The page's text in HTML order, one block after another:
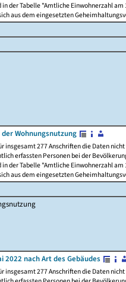
der Tabelle "Amtliche Einwohnerzahl
aus dem eingesetzten
Wohnungsnutzung
insgesamt 277 Anschriften die Daten
erfassten Personen bei der
der Tabelle "Amtliche Einwohnerzahl
aus dem eingesetzten
2022 nach Art des Gebäudes
insgesamt 277 Anschriften die Daten